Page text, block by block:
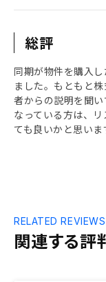
総評
同期が物件を購入
ました。もともと
者からの説明を聞
なっている方は、
ても良いかと思いま
関連する評
RELATED REVIEWS